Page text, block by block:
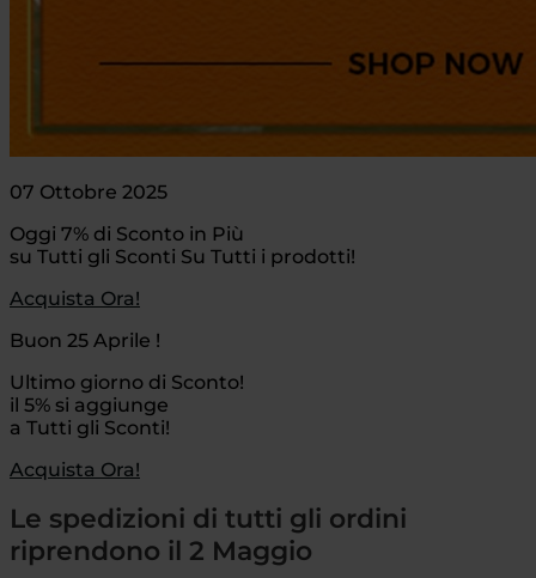
07 Ottobre 2025
Oggi 7% di Sconto in Più
su Tutti gli Sconti Su Tutti i prodotti!
Acquista Ora!
Buon 25 Aprile !
Ultimo giorno di Sconto!
il 5% si aggiunge
a Tutti gli Sconti!
Acquista Ora!
Le spedizioni di tutti gli ordini
riprendono il 2 Maggio